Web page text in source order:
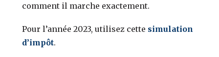
comment il marche exactement.
Pour l’année 2023, utilisez cette simulation
d’impôt.